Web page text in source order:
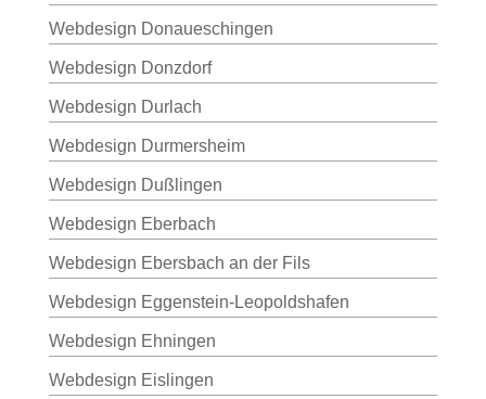
Webdesign Donaueschingen
Webdesign Donzdorf
Webdesign Durlach
Webdesign Durmersheim
Webdesign Dußlingen
Webdesign Eberbach
Webdesign Ebersbach an der Fils
Webdesign Eggenstein-Leopoldshafen
Webdesign Ehningen
Webdesign Eislingen